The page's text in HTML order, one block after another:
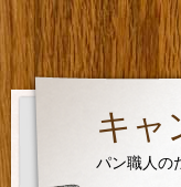
キャ
パン職人の